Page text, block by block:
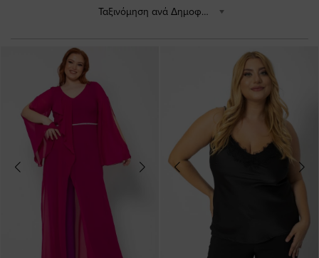
Ταξινόμηση ανά Δημοφιλέστερα